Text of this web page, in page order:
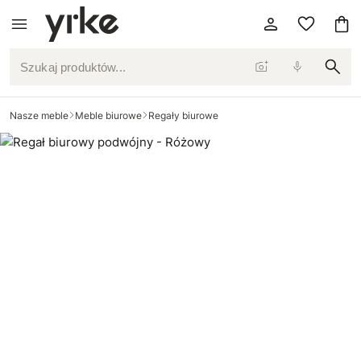
Szukaj produktów...
Nasze meble Meble biurowe Regały biurowe